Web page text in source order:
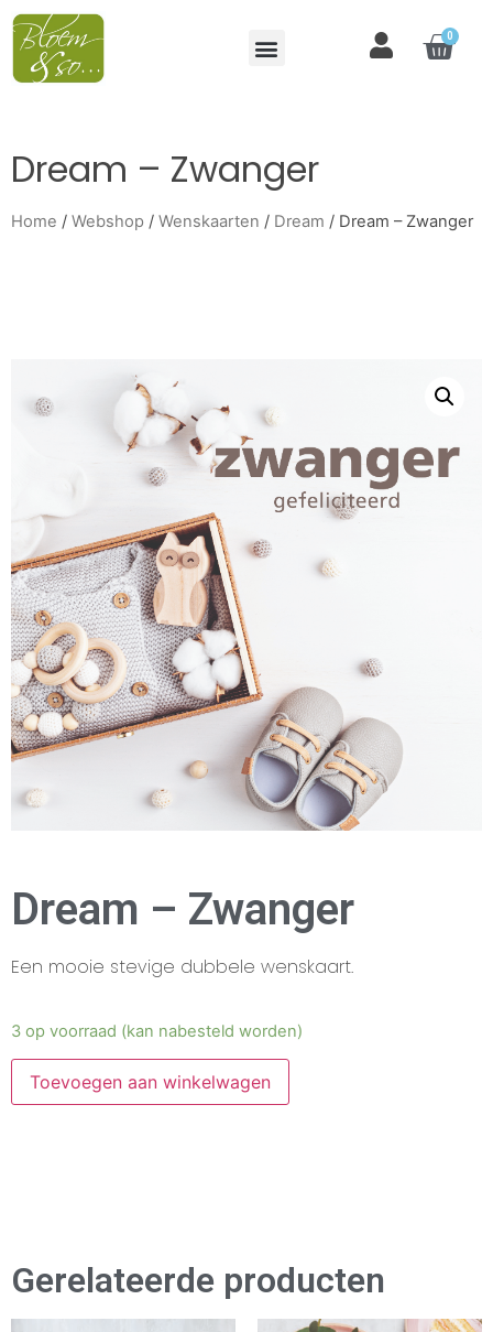
0
Dream – Zwanger
Home / Webshop / Wenskaarten / Dream / Dream – Zwanger
Dream – Zwanger
Een mooie stevige dubbele wenskaart.
3 op voorraad (kan nabesteld worden)
Toevoegen aan winkelwagen
Gerelateerde producten